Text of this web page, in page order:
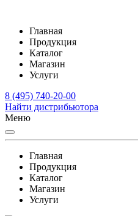
Главная
Продукция
Каталог
Магазин
Услуги
8 (495) 740-20-00
Найти дистрибьютора
Меню
Главная
Продукция
Каталог
Магазин
Услуги